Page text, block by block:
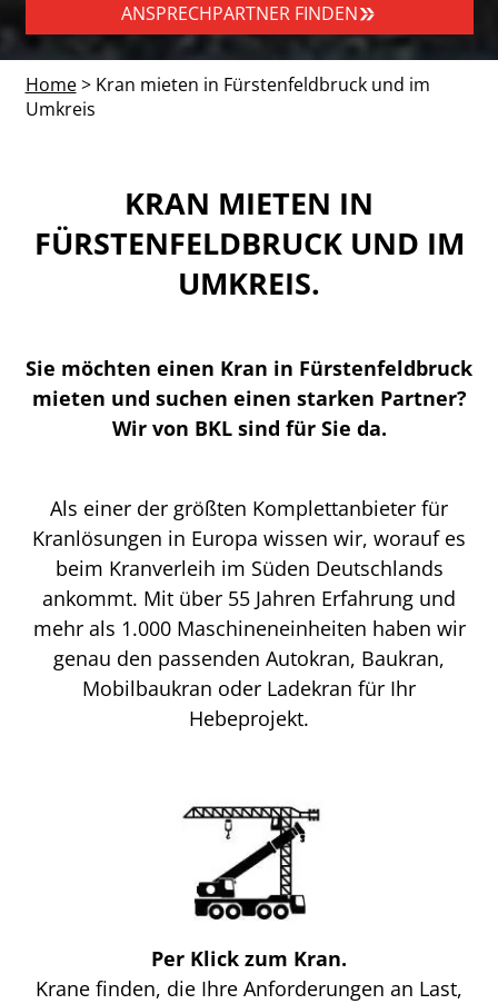
ANSPRECHPARTNER FINDEN
Home> Kran mieten in Fürstenfeldbruck und im
Umkreis
KRAN MIETEN IN
FÜRSTENFELDBRUCK UND IM
UMKREIS.
Sie möchten einen Kran in Fürstenfeldbruck
mieten und suchen einen starken Partner?
Wir von BKL sind für Sie da.
Als einer der größten Komplettanbieter für
Kranlösungen in Europa wissen wir, worauf es
beim Kranverleih im Süden Deutschlands
ankommt. Mit über 55 Jahren Erfahrung und
mehr als 1.000 Maschineneinheiten haben wir
genau den passenden Autokran, Baukran,
Mobilbaukran oder Ladekran für Ihr
Hebeprojekt.
Per Klick zum Kran.
Krane finden, die Ihre Anforderungen an Last,